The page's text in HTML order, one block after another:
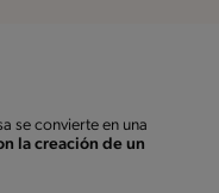
se convierte en una
la creación de un